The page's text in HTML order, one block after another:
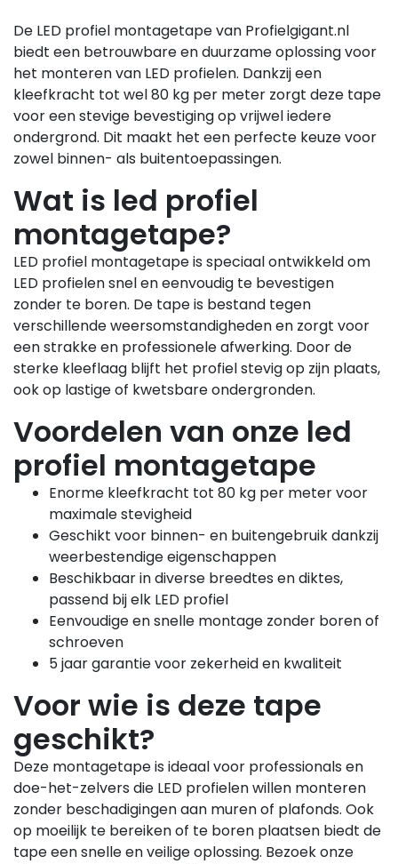
De LED profiel montagetape van Profielgigant.nl
biedt een betrouwbare en duurzame oplossing voor
het monteren van LED profielen. Dankzij een
kleefkracht tot wel 80 kg per meter zorgt deze tape
voor een stevige bevestiging op vrijwel iedere
ondergrond. Dit maakt het een perfecte keuze voor
zowel binnen- als buitentoepassingen.
Wat is led profiel
montagetape?
LED profiel montagetape is speciaal ontwikkeld om
LED profielen snel en eenvoudig te bevestigen
zonder te boren. De tape is bestand tegen
verschillende weersomstandigheden en zorgt voor
een strakke en professionele afwerking. Door de
sterke kleeflaag blijft het profiel stevig op zijn plaats,
ook op lastige of kwetsbare ondergronden.
Voordelen van onze led
profiel montagetape
Enorme kleefkracht tot 80 kg per meter voor
maximale stevigheid
Geschikt voor binnen- en buitengebruik dankzij
weerbestendige eigenschappen
Beschikbaar in diverse breedtes en diktes,
passend bij elk LED profiel
Eenvoudige en snelle montage zonder boren of
schroeven
5 jaar garantie voor zekerheid en kwaliteit
Voor wie is deze tape
geschikt?
Deze montagetape is ideaal voor professionals en
doe-het-zelvers die LED profielen willen monteren
zonder beschadigingen aan muren of plafonds. Ook
op moeilijk te bereiken of te boren plaatsen biedt de
tape een snelle en veilige oplossing. Bezoek onze